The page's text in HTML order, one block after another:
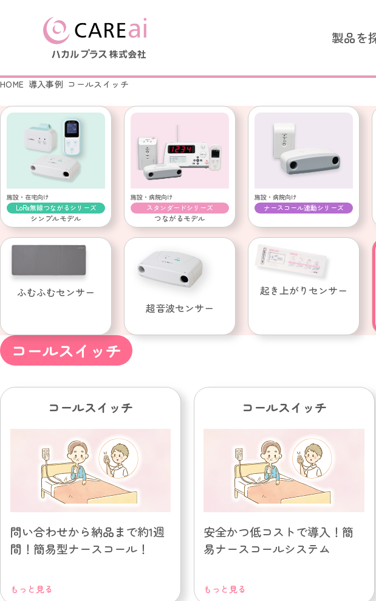
製品を
製品を探す
LoRa無線つながるシリーズ シンプルモデル
ナースコール連動シリーズ
簡易ナースコール コンセントコール
ふむふむセンサー
起き上がりセンサー
徘徊キャッチ
導入事例
LoRa無線つながるシリーズ
ナースコール連動シリーズ
ふむふむセンサー
起き上がりセンサー
徘徊キャッチ
はじめての方へ
会社情報
会社概要
HOME 導入事例 コールスイッチ
施設・在宅向け
LoRa無線つながるシリーズ
シンプルモデル
施設・病院向け
スタンダードシリーズ
つながるモデル
施設・病院向け
ナースコール連動シリーズ
ふむふむセンサー
超音波センサー
起き上がりセンサー
コールスイッチ
コールスイッチ
問い合わせから納品まで約1週
間！簡易型ナースコール！
もっと見る
コールスイッチ
安全かつ低コストで導入！簡
易ナースコールシステム
もっと見る